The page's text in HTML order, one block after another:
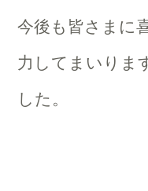
今後も皆さまに
力してまいりま
した。